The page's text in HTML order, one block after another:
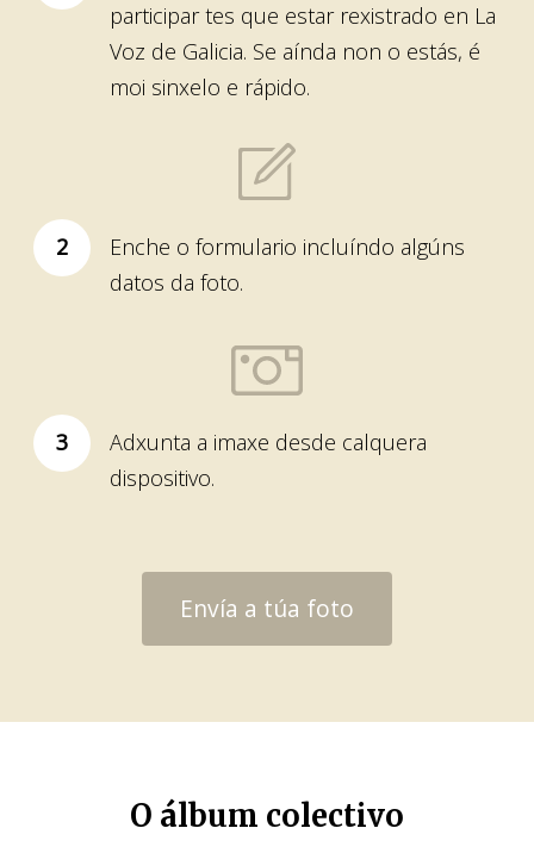
participar tes que estar rexistrado en La
Voz de Galicia. Se aínda non o estás, é
moi sinxelo e rápido.
2
Enche o formulario incluíndo algúns
datos da foto.
3
Adxunta a imaxe desde calquera
dispositivo.
Envía a túa foto
O álbum colectivo